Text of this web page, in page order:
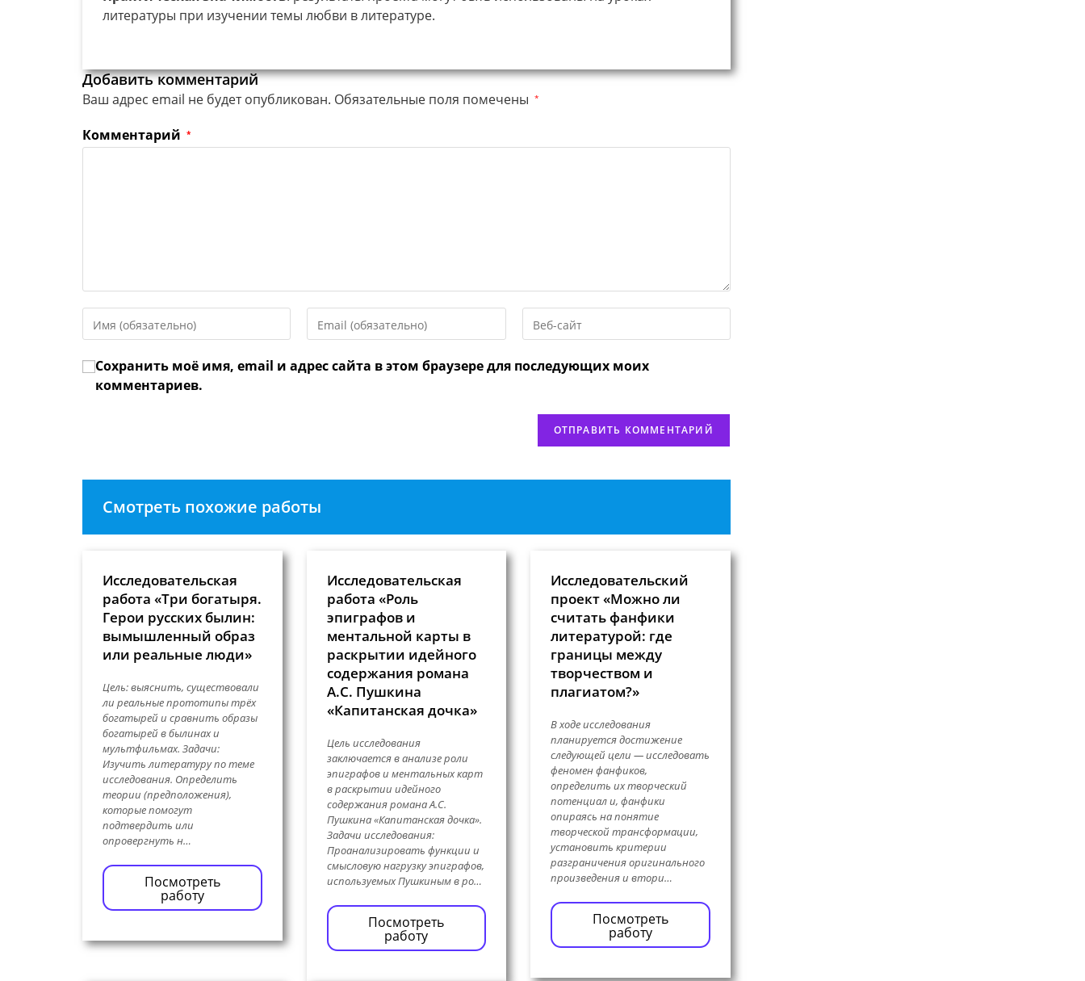
литературы при изучении темы любви в литературе.
Добавить комментарий
Ваш адрес email не будет опубликован. Обязательные поля помечены *
Комментарий *
свое
или
имя
свой
адрес,
URL
веб-
Сохранить моё имя, email и адрес сайта в этом браузере для последующих моих
комментариев.
Смотреть похожие работы
Исследовательская
работа «Три богатыря.
Герои русских былин:
вымышленный образ
или реальные люди»
Цель: выяснить, существовали
ли реальные прототипы трёх
богатырей и сравнить образы
богатырей в былинах и
мультфильмах. Задачи:
Изучить литературу по теме
исследования. Определить
теории (предположения),
которые помогут
подтвердить или
опровергнуть н…
Посмотреть
работу
Исследовательская
работа «Роль
эпиграфов и
ментальной карты в
раскрытии идейного
содержания романа
А.С. Пушкина
«Капитанская дочка»
Цель исследования
заключается в анализе роли
эпиграфов и ментальных карт
в раскрытии идейного
содержания романа А.С.
Пушкина «Капитанская дочка».
Задачи исследования:
Проанализировать функции и
смысловую нагрузку эпиграфов,
используемых Пушкиным в ро…
Посмотреть
работу
Исследовательский
проект «Можно ли
считать фанфики
литературой: где
границы между
творчеством и
плагиатом?»
В ходе исследования
планируется достижение
следующей цели — исследовать
феномен фанфиков,
определить их творческий
потенциал и, фанфики
опираясь на понятие
творческой трансформации,
установить критерии
разграничения оригинального
произведения и втори…
Посмотреть
работу